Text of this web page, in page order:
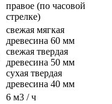
правое (по часовой
стрелке)
свежая мягкая
древесина 60 мм
свежая твердая
древесина 50 мм
сухая твердая
древесина 40 мм
6 м3 / ч